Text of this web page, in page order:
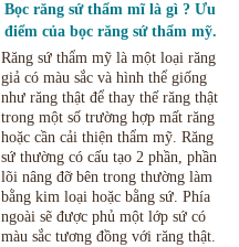
Bọc răng sứ thẩm mĩ là gì ? Ưu
điểm của bọc răng sứ thẩm mỹ.
Răng sứ thẩm mỹ là một loại răng
giả có màu sắc và hình thể giống
như răng thật để thay thế răng thật
trong một số trường hợp mất răng
hoặc cần cải thiện thẩm mỹ. Răng
sứ thường có cấu tạo 2 phần, phần
lõi nâng đỡ bên trong thường làm
bằng kim loại hoặc bằng sứ. Phía
ngoài sẽ được phủ một lớp sứ có
màu sắc tương đồng với răng thật.